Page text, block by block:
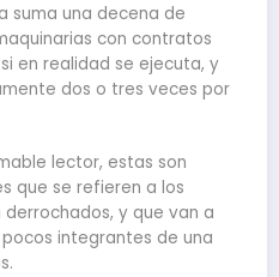
suma una decena de
con contratos
en realidad se ejecuta, y
dos o tres veces por
lector, estas son
que se refieren a los
y que van a
integrantes de una